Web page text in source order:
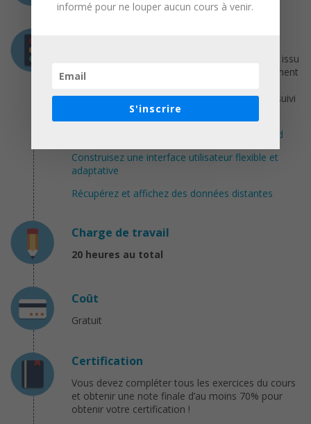
Afin de tirer un maximum de ce cours, celui-ci, issu
du parcours diplômant Android, est principalement
fondamentaux du langage Java et également suivi
Développez votre première application Android
Construisez une interface utilisateur flexible et
adaptative
Récupérez et affichez des données distantes
Charge de travail
20 heures au total
Coût
Gratuit
Certification
Vous devez compléter tous les exercices du cours
et obtenir une note finale d’au moins 70% pour
obtenir votre certification !
informé pour ne louper aucun cours à venir.
S'inscrire